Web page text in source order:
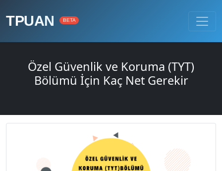
TPUAN BETA
Özel Güvenlik ve Koruma (TYT)
Bölümü İçin Kaç Net Gerekir